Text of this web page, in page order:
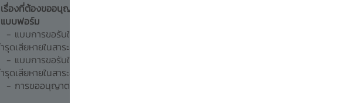
เรื่องที่ต้องขออนุญาต ธปท.
แบบฟอร์ม
- แบบการขอรับใบแทนกรณีใบอนุญาตฯ สูญหาย ถูกทำลาย หรือช
ำรุดเสียหายในสาระสำคัญ (ระบบการชำระเงิน)
- แบบการขอรับใบแทนกรณีใบอนุญาตฯ สูญหาย ถูกทำลาย หรือช
ำรุดเสียหายในสาระสำคัญ (บริการการชำระเงิน)
- การขออนุญาตย้ายสำนักงานใหญ่